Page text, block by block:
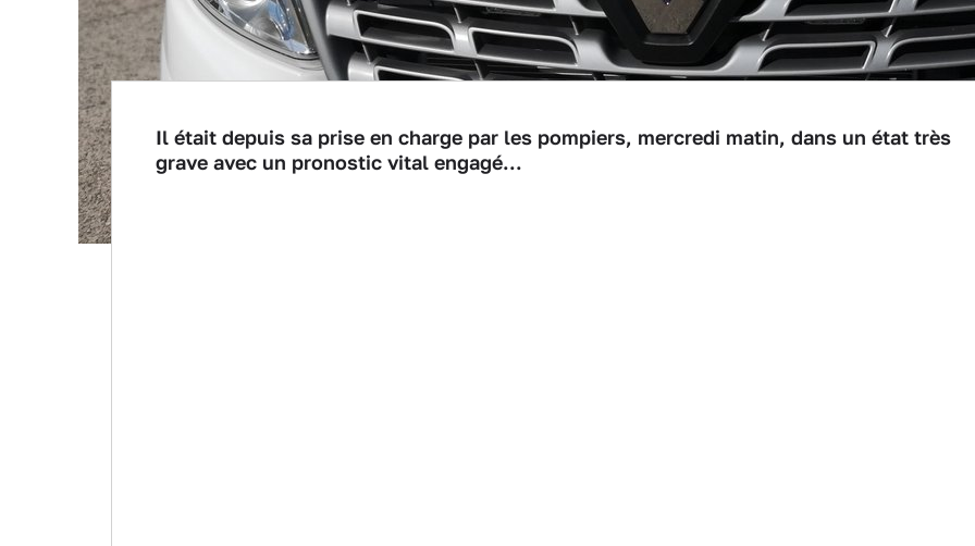
Il était depuis sa prise en charge par les pompiers, mercredi matin, dans un état très
grave avec un pronostic vital engagé...